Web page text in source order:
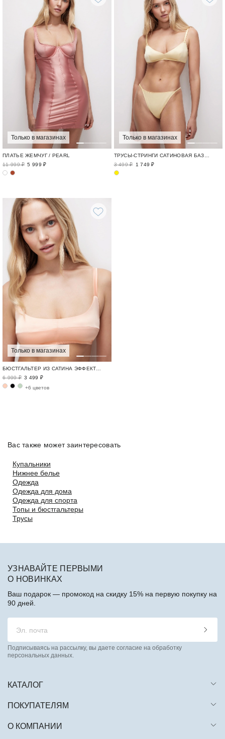
Только в магазинах
ПЛАТЬЕ ЖЕМЧУГ / PEARL
11 999 ₽ 5 999 ₽
Только в магазинах
3 499 ₽ 1 749 ₽
Только в магазинах
БЮСТГАЛЬТЕР ИЗ САТИНА ЭФФЕКТНЫЕ ОБРАЗЫ / NEW YEAR EXPRESS
6 999 ₽ 3 499 ₽
+6 цветов
Вас также может заинтересовать
Купальники
Нижнее белье
Одежда
Одежда для дома
Одежда для спорта
Топы и бюстгальтеры
Трусы
КАТАЛОГ
ПОКУПАТЕЛЯМ
О КОМПАНИИ
УЗНАВАЙТЕ ПЕРВЫМИ
О НОВИНКАХ
Ваш подарок — промокод на скидку 15% на первую покупку на
90 дней.
Подписываясь на рассылку, вы даете согласие на обработку
персональных данных.